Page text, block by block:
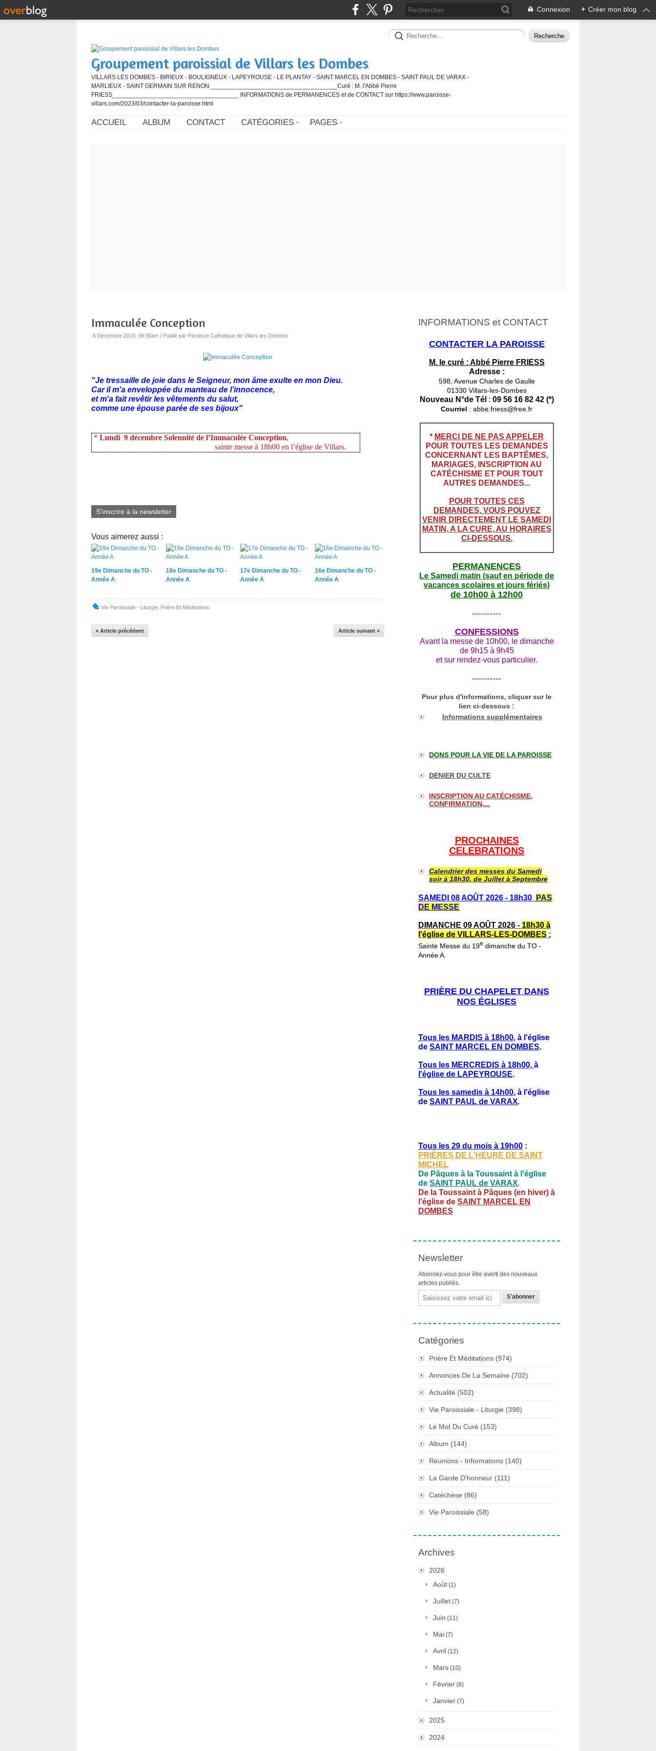
Connexion + Créer mon blog
Groupement paroissial de Villars les Dombes
VILLARS LES DOMBES - BIRIEUX - BOULIGNEUX - LAPEYROUSE - LE PLANTAY - SAINT MARCEL EN DOMBES - SAINT PAUL DE VARAX -
MARLIEUX - SAINT GERMAIN SUR RENON _____________________________________Curé : M. l'Abbé Pierre
FRIESS_____________________________________ INFORMATIONS de PERMANENCES et de CONTACT sur https://www.paroisse-
villars.com/2023/03/contacter-la-paroisse.html
ACCUEIL ALBUM CONTACT CATÉGORIES PAGES
Immaculée Conception
9 Décembre 2019, 09:30am | Publié par Paroisse Catholique de Villars les Dombes
"Je tressaille de joie dans le Seigneur, mon âme exulte en mon Dieu.
Car il m'a enveloppée du manteau de l’innocence,
et m'a fait revêtir les vêtements du salut,
comme une épouse parée de ses bijoux"
* Lundi 9 décembre Solennité de l’Immaculée Conception,
sainte messe à 18h00 en l’église de Villars.
S'inscrire à la newsletter
Vous aimerez aussi :
19e Dimanche du TO -
Année A
18e Dimanche du TO -
Année A
17e Dimanche du TO -
Année A
16e Dimanche du TO -
Année A
Vie Paroissiale - Liturgie Prière Et Méditations
« Article précédent Article suivant »
INFORMATIONS et CONTACT
CONTACTER LA PAROISSE
M. le curé : Abbé Pierre FRIESS
Adresse :
598, Avenue Charles de Gaulle
01330 Villars-les-Dombes
Nouveau N°de Tél : 09 56 16 82 42 (*)
Courriel : abbe.friess@free.fr
* MERCI DE NE PAS APPELER
POUR TOUTES LES DEMANDES
CONCERNANT LES BAPTÊMES,
MARIAGES, INSCRIPTION AU
CATÉCHISME ET POUR TOUT
AUTRES DEMANDES...
POUR TOUTES CES
DEMANDES, VOUS POUVEZ
VENIR DIRECTEMENT LE SAMEDI
MATIN, A LA CURE, AU HORAIRES
CI-DESSOUS.
PERMANENCES
Le Samedi matin (sauf en période de
vacances scolaires et jours fériés)
de 10h00 à 12h00
----------
CONFESSIONS
Avant la messe de 10h00, le dimanche
de 9h15 à 9h45
et sur rendez-vous particulier.
----------
Pour plus d'informations, cliquer sur le
lien ci-dessous :
Informations supplémentaires
DONS POUR LA VIE DE LA PAROISSE
DENIER DU CULTE
INSCRIPTION AU CATÉCHISME,
CONFIRMATION,...
PROCHAINES
CELEBRATIONS
Calendrier des messes du Samedi
soir à 18h30, de Juillet à Septembre
SAMEDI 08 AOÛT 2026 - 18h30
PAS
DE MESSE
DIMANCHE 09 AOÛT 2026 - 18h30 à
l'église de VILLARS-LES-DOMBES :
Sainte Messe du 19e dimanche du TO -
Année A.
PRIÈRE DU CHAPELET DANS
NOS ÉGLISES
Tous les MARDIS à 18h00, à l'église
de SAINT MARCEL EN DOMBES.
Tous les MERCREDIS à 18h00, à
l'église de LAPEYROUSE.
Tous les samedis à 14h00, à l'église
de SAINT PAUL de VARAX.
Tous les 29 du mois à 19h00 :
PRIÈRES DE L'HEURE DE SAINT
MICHEL
De Pâques à la Toussaint à l'église
de SAINT PAUL de VARAX.
De la Toussaint à Pâques (en hiver) à
l'église de SAINT MARCEL EN
DOMBES
Newsletter
Abonnez-vous pour être averti des nouveaux
articles publiés.
Email
Catégories
Prière Et Méditations (974)
Annonces De La Semaine (702)
Actualité (502)
Vie Paroissiale - Liturgie (398)
Le Mot Du Curé (153)
Album (144)
Réunions - Informations (140)
La Garde D'honneur (111)
Catéchèse (86)
Vie Paroissiale (58)
Archives
2026
Août (1)
Juillet (7)
Juin (11)
Mai (7)
Avril (12)
Mars (10)
Février (8)
Janvier (7)
2025
2024